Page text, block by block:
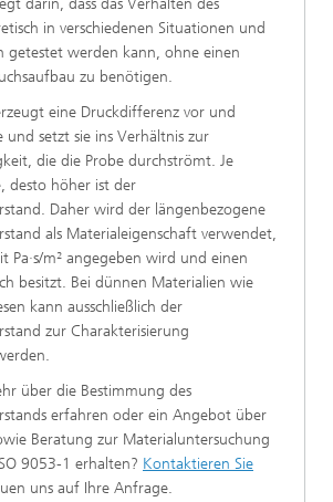
darin, dass das Verhalten des
in verschiedenen Situationen und
getestet werden kann, ohne einen
zu benötigen.
eine Druckdifferenz vor und
und setzt sie ins Verhältnis zur
die die Probe durchströmt. Je
desto höher ist der
Daher wird der längenbezogene
als Materialeigenschaft verwendet,
Pa·s/m² angegeben wird und einen
besitzt. Bei dünnen Materialien wie
kann ausschließlich der
zur Charakterisierung
über die Bestimmung des
erfahren oder ein Angebot über
Beratung zur Materialuntersuchung
9053-1 erhalten? Kontaktieren Sie
uns auf Ihre Anfrage.